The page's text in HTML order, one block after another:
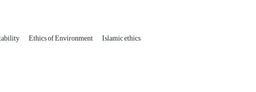
Ethics of Environment Islamic ethics